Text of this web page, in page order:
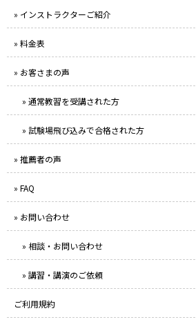
» インストラクターご紹介
» 料金表
» お客さまの声
» 通常教習を受講された方
» 試験場飛び込みで合格された方
» 推薦者の声
» FAQ
» お問い合わせ
» 相談・お問い合わせ
» 講習・講演のご依頼
ご利用規約